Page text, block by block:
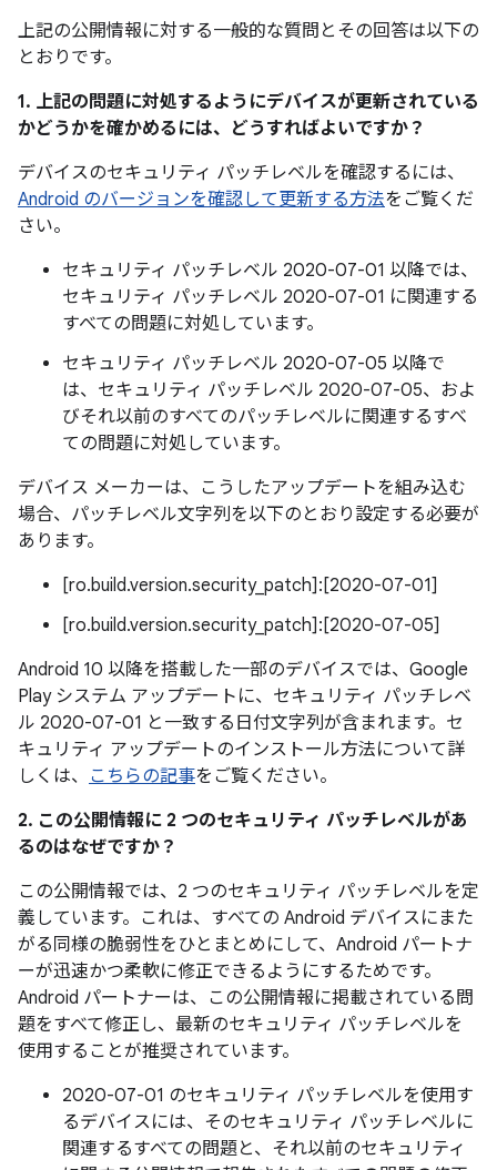
上記の公開情報に対する一般的な質問とその回答は以下の
とおりです。
1. 上記の問題に対処するようにデバイスが更新されている
かどうかを確かめるには、どうすればよいですか？
デバイスのセキュリティ パッチレベルを確認するには、
Android のバージョンを確認して更新する方法をご覧くだ
さい。
セキュリティ パッチレベル 2020-07-01 以降では、
セキュリティ パッチレベル 2020-07-01 に関連する
すべての問題に対処しています。
セキュリティ パッチレベル 2020-07-05 以降で
は、セキュリティ パッチレベル 2020-07-05、およ
びそれ以前のすべてのパッチレベルに関連するすべ
ての問題に対処しています。
デバイス メーカーは、こうしたアップデートを組み込む
場合、パッチレベル文字列を以下のとおり設定する必要が
あります。
[ro.build.version.security_patch]:[2020-07-01]
[ro.build.version.security_patch]:[2020-07-05]
Android 10 以降を搭載した一部のデバイスでは、Google
Play システム アップデートに、セキュリティ パッチレベ
ル 2020-07-01 と一致する日付文字列が含まれます。セ
キュリティ アップデートのインストール方法について詳
しくは、 こちらの記事をご覧ください。
2. この公開情報に 2 つのセキュリティ パッチレベルがあ
るのはなぜですか？
この公開情報では、2 つのセキュリティ パッチレベルを定
義しています。これは、すべての Android デバイスにまた
がる同様の脆弱性をひとまとめにして、Android パートナ
ーが迅速かつ柔軟に修正できるようにするためです。
Android パートナーは、この公開情報に掲載されている問
題をすべて修正し、最新のセキュリティ パッチレベルを
使用することが推奨されています。
2020-07-01 のセキュリティ パッチレベルを使用す
るデバイスには、そのセキュリティ パッチレベルに
関連するすべての問題と、それ以前のセキュリティ